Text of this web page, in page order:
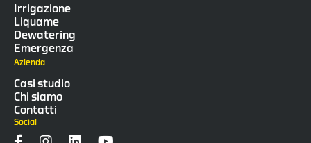
Irrigazione
Liquame
Dewatering
Emergenza
Azienda
Casi studio
Chi siamo
Contatti
Social